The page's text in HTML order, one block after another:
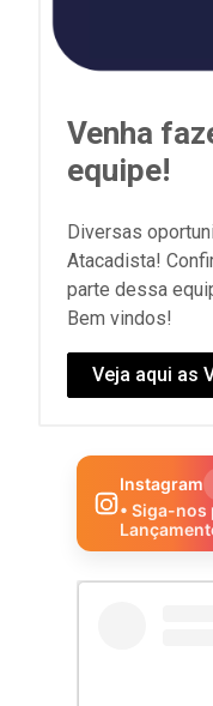
Venha
equipe!
Diversas
Atacadista!
parte dessa
Bem vindos!
Veja aqui as
Instagram
• Siga-nos